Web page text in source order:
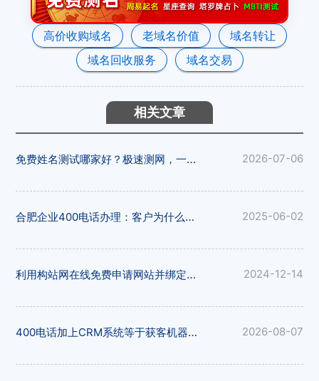
高价收购域名 老域名价值
域名转让
域名回收服务
域名交易
相关文章
免费姓名测试哪家好？极速测网，一键解锁姓名隐藏寓意 2026-07-06
合肥企业400电话办理：客户为什么更愿意拨打400电话 2025-06-02
利用构站网在线免费申请网站并绑定域名 2024-12-14
400电话加上CRM系统等于获客机器！合肥企业数字化转型，构站网帮您实现 2026-08-07